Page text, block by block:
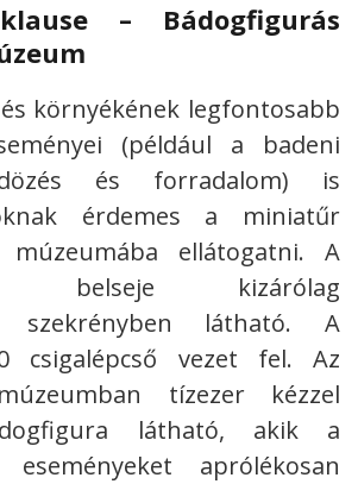
– Bádogfigurás
környékének legfontosabb
(például a badeni
és forradalom) is
érdemes a miniatűr
múzeumába ellátogatni. A
belseje kizárólag
szekrényben látható. A
csigalépcső vezet fel. Az
tízezer kézzel
látható, akik a
eseményeket aprólékosan